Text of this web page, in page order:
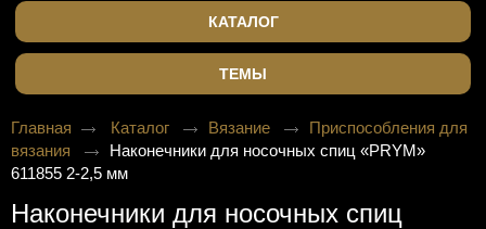
КАТАЛОГ
ТЕМЫ
Главная Каталог Вязание
Приспособления для
вязания
Наконечники для носочных спиц «PRYM»
611855 2-2,5 мм
Наконечники для носочных спиц